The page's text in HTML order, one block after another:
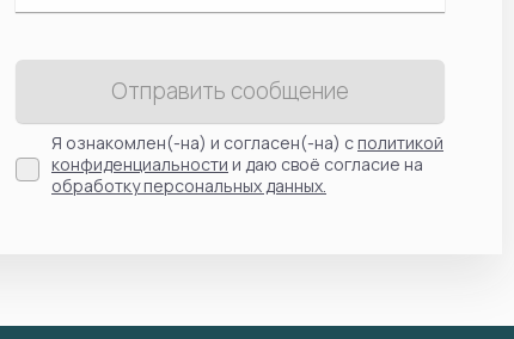
Отправить сообщение
Я ознакомлен(-на) и согласен(-на) сполитикой
конфиденциальности и даю своё согласие на
обработку персональных данных.